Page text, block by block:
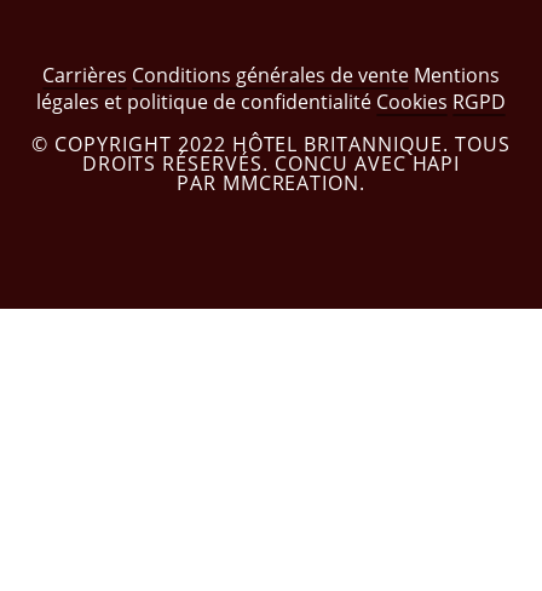
Carrières Conditions générales de vente Mentions
légales et politique de confidentialité Cookies RGPD
© COPYRIGHT 2022 HÔTEL BRITANNIQUE. TOUS
DROITS RÉSERVÉS. CONCU AVEC HAPI
PAR MMCREATION.